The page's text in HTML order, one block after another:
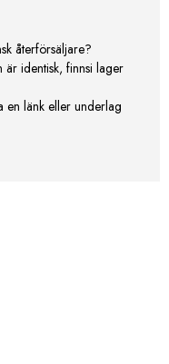
återförsäljare?
identisk, finnsi lager
en länk eller underlag